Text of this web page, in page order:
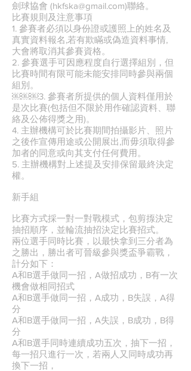
劍球協會 (hkfska@gmail.com)聯絡。
比賽規則及注意事項
1. 參賽者必須以身份證或護照上的姓名及
真實資料報名,若有欺瞞或偽造資料事情,
大會將取消其參賽資格。
2. 參賽選手可因應程度自行選擇組別，但
比賽時間有限可能未能安排同時參與兩個
組別。
￼￼￼3. 參賽者所提供的個人資料僅用於
是次比賽(包括但不限於用作確認資料、聯
絡及公佈得獎之用)。
4. 主辦機構可於比賽期間拍攝影片、照片
之後作宣傳用途或公開展出,而毋須取得參
加者的同意或向其支付任何費用。
5. 主辦機構對上述提及安排保留最終決定
權。
新手組
比賽方式採一對一對戰模式，包剪揼決定
抽招順序，並輪流抽招決定比賽招式。
兩位選手同時比賽，以最快拿到三分者為
之勝出，勝出者可晉級參與獎盃爭霸戰，
計分如下：
A和B選手做同一招，A做招成功，B有一次
機會做相同招式
A和B選手做同一招，A成功，B失誤，A得
分
A和B選手做同一招，A失誤，B成功，B得
分
A和B選手同時連續成功五次，抽下一招，
每一招只進行一次，若兩人又同時成功再
換下一招，